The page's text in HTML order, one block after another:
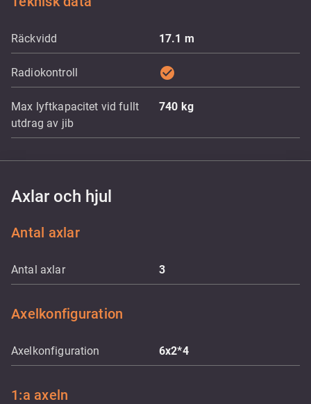
Räckvidd 17.1 m
Radiokontroll check_circle
Max lyftkapacitet vid fullt
utdrag av jib
740 kg
Axlar och hjul
Antal axlar
Antal axlar 3
Axelkonfiguration
Axelkonfiguration 6x2*4
1:a axeln